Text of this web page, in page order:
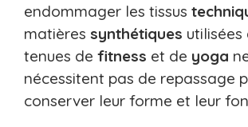
endommager les tissus
matières synthétiques utilisées
tenues de fitness et de yoga
nécessitent pas de repassage
conserver leur forme et leur